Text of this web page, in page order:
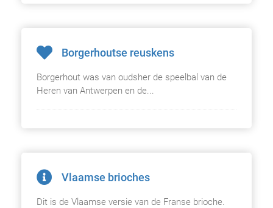
Borgerhoutse reuskens
Borgerhout was van oudsher de speelbal van de
Heren van Antwerpen en de...
Vlaamse brioches
Dit is de Vlaamse versie van de Franse brioche.